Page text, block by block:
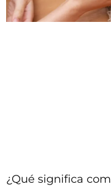
¿Qué significa